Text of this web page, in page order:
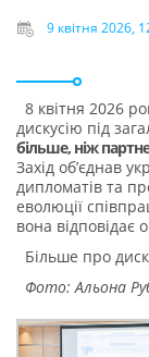
9 квітня 2026,
8 квітня 2026
дискусію під
більше, ніж
Захід об’єднав
дипломатів та
еволюції
вона відповідає
Більше про
Фото: Альона